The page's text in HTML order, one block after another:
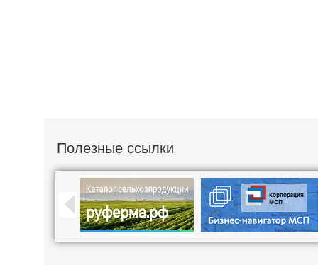
Полезные ссылки